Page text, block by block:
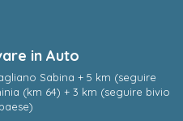
in Auto
Sabina + 5 km (seguire
(km 64) + 3 km (seguire bivio